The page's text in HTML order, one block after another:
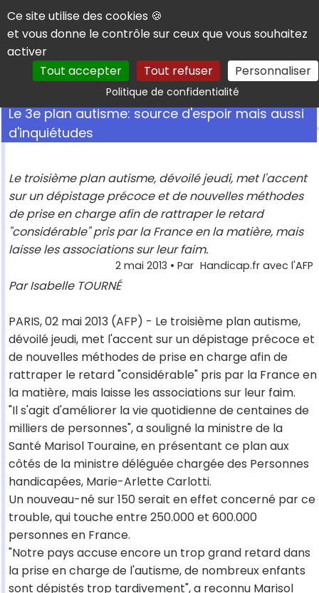
Panneau de gestion des cookies
Ce site utilise des cookies 🍪
et vous donne le contrôle sur ceux que vous souhaitez
activer
Tout accepter
Tout refuser Personnaliser
Politique de confidentialitéRechercher
Le 3e plan autisme: source d'espoir mais aussi
d'inquiétudes
Le troisième plan autisme, dévoilé jeudi, met l'accent
sur un dépistage précoce et de nouvelles méthodes
de prise en charge afin de rattraper le retard
"considérable" pris par la France en la matière, mais
laisse les associations sur leur faim.
2 mai 2013 • Par Handicap.fr avec l'AFP
Par Isabelle TOURNÉ
PARIS, 02 mai 2013 (AFP) - Le troisième plan autisme,
dévoilé jeudi, met l'accent sur un dépistage précoce et
de nouvelles méthodes de prise en charge afin de
rattraper le retard "considérable" pris par la France en
la matière, mais laisse les associations sur leur faim.
"Il s'agit d'améliorer la vie quotidienne de centaines de
milliers de personnes", a souligné la ministre de la
Santé Marisol Touraine, en présentant ce plan aux
côtés de la ministre déléguée chargée des Personnes
handicapées, Marie-Arlette Carlotti.
Un nouveau-né sur 150 serait en effet concerné par ce
trouble, qui touche entre 250.000 et 600.000
personnes en France.
"Notre pays accuse encore un trop grand retard dans
la prise en charge de l'autisme, de nombreux enfants
sont dépistés trop tardivement", a reconnu Marisol